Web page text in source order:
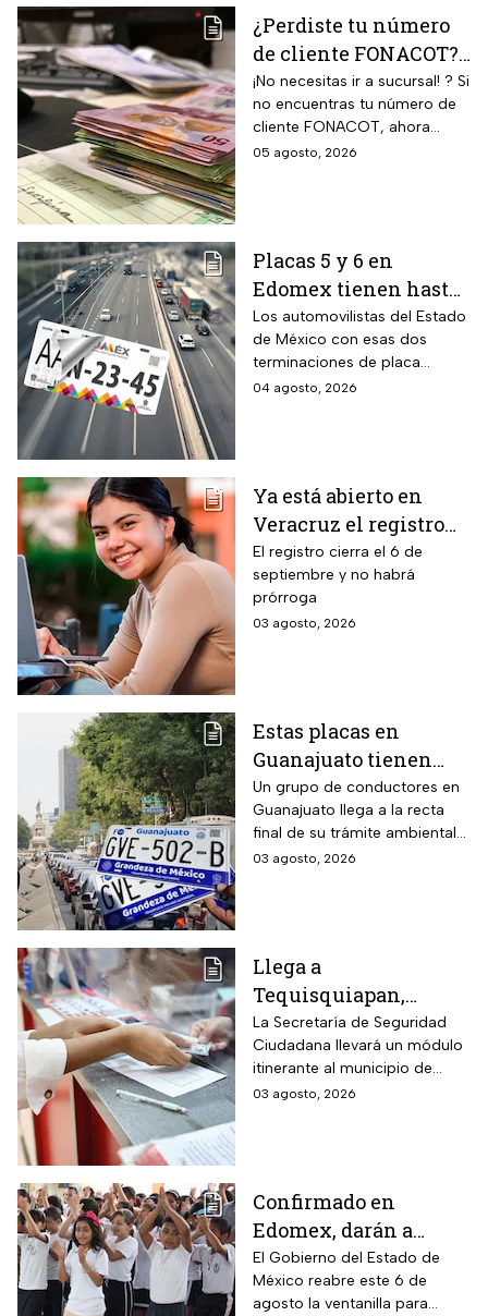
¿Perdiste tu número
de cliente FONACOT?
Así puedes
recuperarlo y
consultar tu crédito
2026
¡No necesitas ir a sucursal! ? Si
no encuentras tu número de
cliente FONACOT, ahora
puedes recuperarlo y
05 agosto, 2026
Placas 5 y 6 en
Edomex tienen hasta
el 31 de agosto 2026
para realizar la
verificación
vehicular o recibirán
Los automovilistas del Estado
de México con esas dos
terminaciones de placa
enfrentan el cierre de su
sanción de miles de pesos.
04 agosto, 2026
Ya está abierto en
Veracruz el registro
para becas de hasta
$3,000 pesos para
estudiantes de todos
los niveles: fecha
El registro cierra el 6 de
septiembre y no habrá
prórroga
03 agosto, 2026
Estas placas en
Guanajuato tienen
hasta el 31 de agosto
2026 para realizar la
verificación
vehicular o habrá
Un grupo de conductores en
Guanajuato llega a la recta
final de su trámite ambiental
semestral. El descuido cuesta
03 agosto, 2026
Llega a
Tequisquiapan,
Querétaro, unidad
móvil de licencia de
conducir este martes
4 de agosto: los cupos
La Secretaría de Seguridad
Ciudadana llevará un módulo
itinerante al municipio de
Tequisquiapan, en Querétaro,
03 agosto, 2026
Confirmado en
Edomex, darán a
partir del 6 de agosto
segunda oportunidad
El Gobierno del Estado de
México reabre este 6 de
agosto la ventanilla para